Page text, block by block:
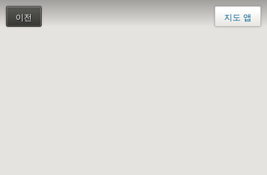
이전 지도 앱